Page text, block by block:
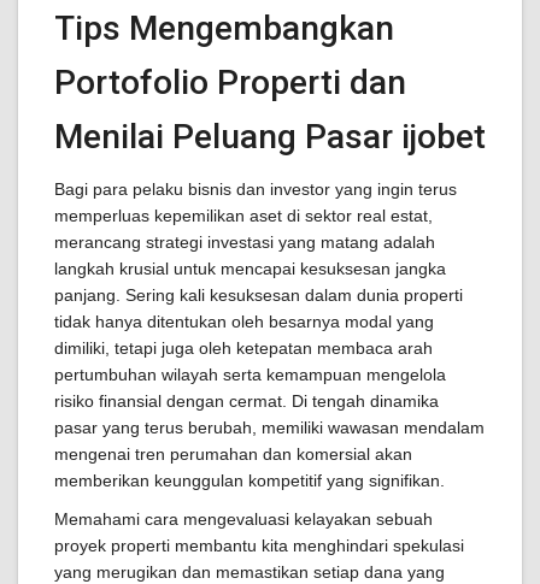
Tips Mengembangkan
Portofolio Properti dan
Menilai Peluang Pasar ijobet
Bagi para pelaku bisnis dan investor yang ingin terus
memperluas kepemilikan aset di sektor real estat,
merancang strategi investasi yang matang adalah
langkah krusial untuk mencapai kesuksesan jangka
panjang. Sering kali kesuksesan dalam dunia properti
tidak hanya ditentukan oleh besarnya modal yang
dimiliki, tetapi juga oleh ketepatan membaca arah
pertumbuhan wilayah serta kemampuan mengelola
risiko finansial dengan cermat. Di tengah dinamika
pasar yang terus berubah, memiliki wawasan mendalam
mengenai tren perumahan dan komersial akan
memberikan keunggulan kompetitif yang signifikan.
Memahami cara mengevaluasi kelayakan sebuah
proyek properti membantu kita menghindari spekulasi
yang merugikan dan memastikan setiap dana yang